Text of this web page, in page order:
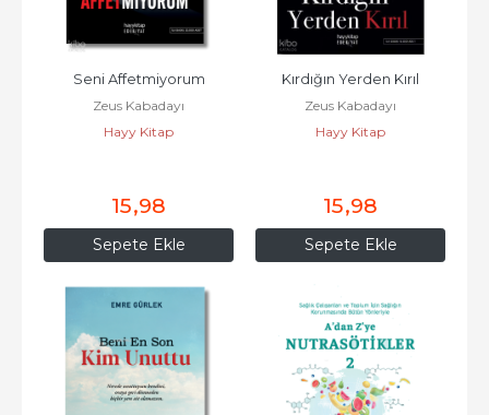
Sepete Ekle
Seni Affetmiyorum
Zeus Kabadayı
Hayy Kitap
15,98
Sepete Ekle
Kırdığın Yerden Kırıl
Zeus Kabadayı
Hayy Kitap
15,98